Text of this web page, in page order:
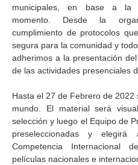
municipales, en base a la
momento. Desde la
cumplimiento de protocolos
segura para la comunidad y
adherimos a la presentación
de las actividades presenciales
Hasta el 27 de Febrero de
mundo. El material será
selección y luego el Equipo de
preseleccionadas y
Competencia Internacional
películas nacionales e